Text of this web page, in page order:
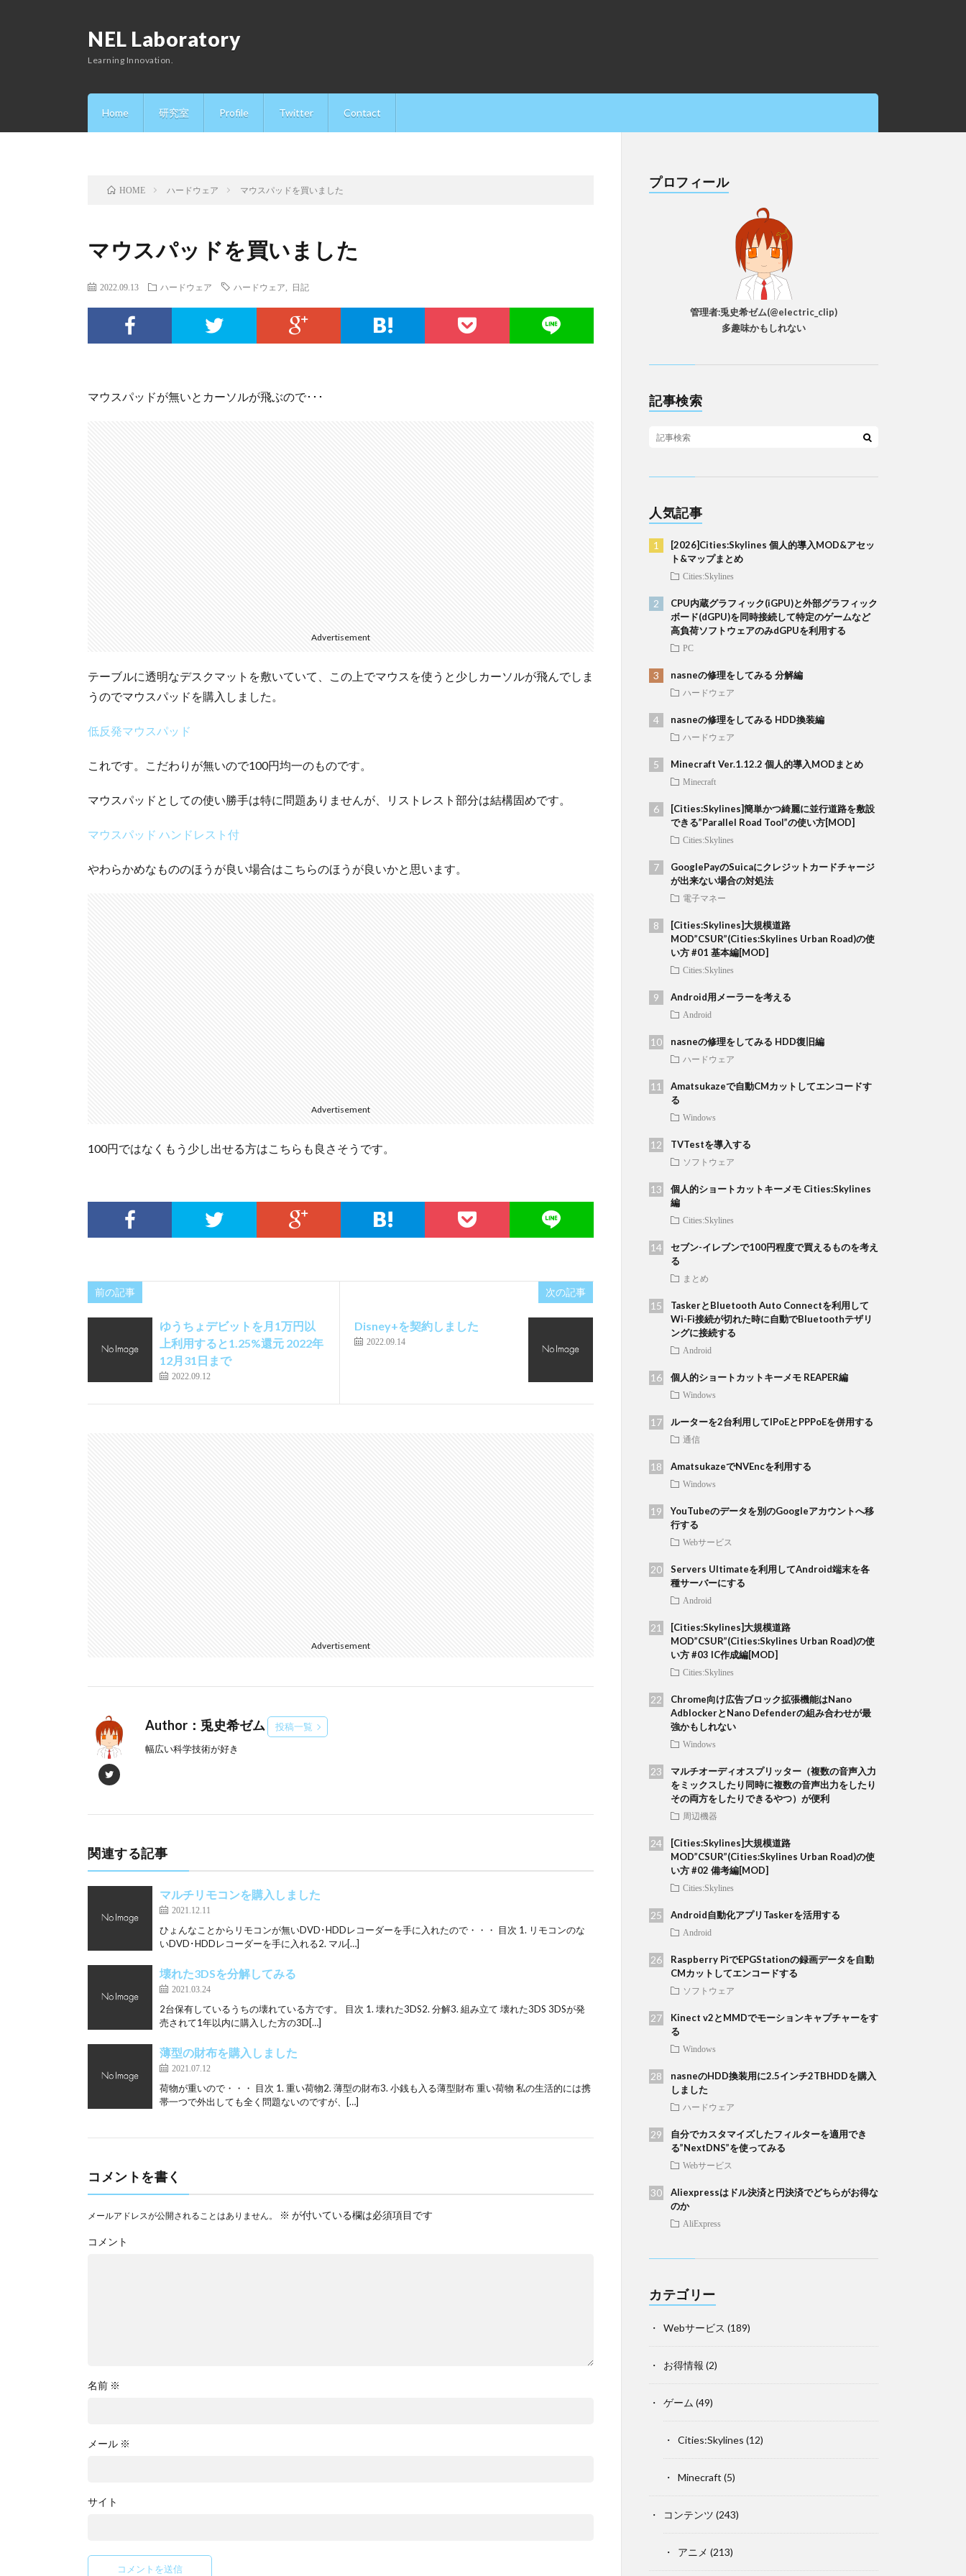
NEL Laboratory
Learning Innovation.
Home 研究室 Profile Twitter Contact
HOME ハードウェア マウスパッドを買いました
マウスパッドを買いました
2022.09.13 ハードウェア ハードウェア 日記
マウスパッドが無いとカーソルが飛ぶので･･･
Advertisement
テーブルに透明なデスクマットを敷いていて、この上でマウスを使うと少しカーソルが飛んでしま
うのでマウスパッドを購入しました。
低反発マウスパッド
これです。こだわりが無いので100円均一のものです。
マウスパッドとしての使い勝手は特に問題ありませんが、リストレスト部分は結構固めです。
マウスパッド ハンドレスト付
やわらかめなもののほうが良い場合はこちらのほうが良いかと思います。
Advertisement
100円ではなくもう少し出せる方はこちらも良さそうです。
前の記事
ゆうちょデビットを月1万円以
上利用すると1.25%還元 2022年
12月31日まで
2022.09.12
次の記事
Disney+を契約しました
2022.09.14
Advertisement
Author：兎史希ゼム
投稿一覧
幅広い科学技術が好き
関連する記事
マルチリモコンを購入しました
2021.12.11
ひょんなことからリモコンが無いDVD･HDDレコーダーを手に入れたので・・・ 目次 1. リモコンのな
いDVD･HDDレコーダーを手に入れる2. マル[…]
壊れた3DSを分解してみる
2021.03.24
2台保有しているうちの壊れている方です。 目次 1. 壊れた3DS2. 分解3. 組み立て 壊れた3DS 3DSが発
売されて1年以内に購入した方の3D[…]
薄型の財布を購入しました
2021.07.12
荷物が重いので・・・ 目次 1. 重い荷物2. 薄型の財布3. 小銭も入る薄型財布 重い荷物 私の生活的には携
帯一つで外出しても全く問題ないのですが、[…]
コメントを書く
メールアドレスが公開されることはありません。 ※ が付いている欄は必須項目です
コメント
名前 ※
メール ※
サイト
プロフィール
管理者:兎史希ゼム(@electric_clip)
多趣味かもしれない
記事検索
人気記事
[2026]Cities:Skylines 個人的導入MOD&アセッ
ト&マップまとめ
Cities:Skylines
CPU内蔵グラフィック(iGPU)と外部グラフィック
ボード(dGPU)を同時接続して特定のゲームなど
高負荷ソフトウェアのみdGPUを利用する
PC
nasneの修理をしてみる 分解編
ハードウェア
nasneの修理をしてみる HDD換装編
ハードウェア
Minecraft Ver.1.12.2 個人的導入MODまとめ
Minecraft
[Cities:Skylines]簡単かつ綺麗に並行道路を敷設
できる”Parallel Road Tool”の使い方[MOD]
Cities:Skylines
GooglePayのSuicaにクレジットカードチャージ
が出来ない場合の対処法
電子マネー
[Cities:Skylines]大規模道路
MOD”CSUR”(Cities:Skylines Urban Road)の使
い方 #01 基本編[MOD]
Cities:Skylines
Android用メーラーを考える
Android
nasneの修理をしてみる HDD復旧編
ハードウェア
Amatsukazeで自動CMカットしてエンコードす
る
Windows
TVTestを導入する
ソフトウェア
個人的ショートカットキーメモ Cities:Skylines
編
Cities:Skylines
セブン-イレブンで100円程度で買えるものを考え
る
まとめ
TaskerとBluetooth Auto Connectを利用して
Wi-Fi接続が切れた時に自動でBluetoothテザリ
ングに接続する
Android
個人的ショートカットキーメモ REAPER編
Windows
ルーターを2台利用してIPoEとPPPoEを併用する
通信
AmatsukazeでNVEncを利用する
Windows
YouTubeのデータを別のGoogleアカウントへ移
行する
Webサービス
Servers Ultimateを利用してAndroid端末を各
種サーバーにする
Android
[Cities:Skylines]大規模道路
MOD”CSUR”(Cities:Skylines Urban Road)の使
い方 #03 IC作成編[MOD]
Cities:Skylines
Chrome向け広告ブロック拡張機能はNano
AdblockerとNano Defenderの組み合わせが最
強かもしれない
Windows
マルチオーディオスプリッター（複数の音声入力
をミックスしたり同時に複数の音声出力をしたり
その両方をしたりできるやつ）が便利
周辺機器
[Cities:Skylines]大規模道路
MOD”CSUR”(Cities:Skylines Urban Road)の使
い方 #02 備考編[MOD]
Cities:Skylines
Android自動化アプリTaskerを活用する
Android
Raspberry PiでEPGStationの録画データを自動
CMカットしてエンコードする
ソフトウェア
Kinect v2とMMDでモーションキャプチャーをす
る
Windows
nasneのHDD換装用に2.5インチ2TBHDDを購入
しました
ハードウェア
自分でカスタマイズしたフィルターを適用でき
る”NextDNS”を使ってみる
Webサービス
Aliexpressはドル決済と円決済でどちらがお得な
のか
AliExpress
カテゴリー
Webサービス (189)
お得情報 (2)
ゲーム (49)
Cities:Skylines (12)
Minecraft (5)
コンテンツ (243)
アニメ (213)